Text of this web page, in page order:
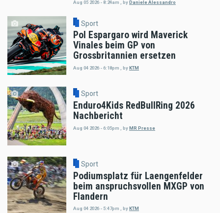
Aug 05 2026 - 8:24am byDaniele Alessandro
Sport
Pol Espargaro wird Maverick
Vinales beim GP von
Grossbritannien ersetzen
Aug 04 2026 - 6:18pm byKTM
Sport
Enduro4Kids RedBullRing 2026
Nachbericht
Aug 04 2026 - 6:05pm byMR Presse
Sport
Podiumsplatz für Laengenfelder
beim anspruchsvollen MXGP von
Flandern
Aug 04 2026 - 5:47pm , byKTM